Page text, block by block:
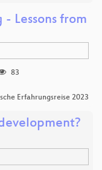
Lessons from
83
Erfahrungsreise 2023